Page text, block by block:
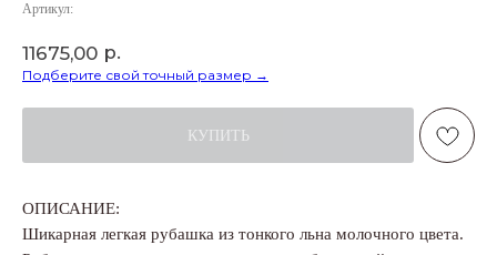
Артикул:
11675,00 р.
Подберите свой точный размер →
КУПИТЬ
ОПИСАНИЕ:
Шикарная легкая рубашка из тонкого льна молочного цвета.